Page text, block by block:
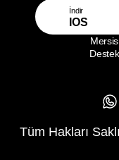
İndir
IOS
Tüm Hakları